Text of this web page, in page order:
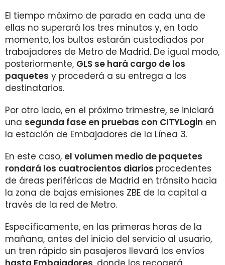
El tiempo máximo de parada en cada una de
ellas no superará los tres minutos y, en todo
momento, los bultos estarán custodiados por
trabajadores de Metro de Madrid. De igual modo,
posteriormente, GLS se hará cargo de los
paquetes y procederá a su entrega a los
destinatarios.
Por otro lado, en el próximo trimestre, se iniciará
una segunda fase en pruebas con CITYLogin en
la estación de Embajadores de la Línea 3.
En este caso, el volumen medio de paquetes
rondará los cuatrocientos diarios procedentes
de áreas periféricas de Madrid en tránsito hacia
la zona de bajas emisiones ZBE de la capital a
través de la red de Metro.
Específicamente, en las primeras horas de la
mañana, antes del inicio del servicio al usuario,
un tren rápido sin pasajeros llevará los envíos